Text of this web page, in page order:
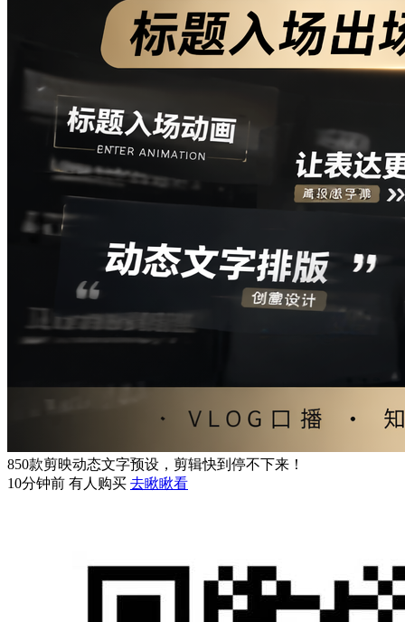
850款剪映动态文字预设，剪辑快到停不下来！
10分钟前 有人购买 去瞅瞅看